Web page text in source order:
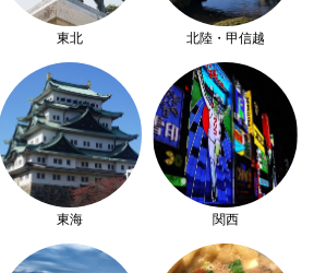
東北 北陸・甲信越
東海 関西